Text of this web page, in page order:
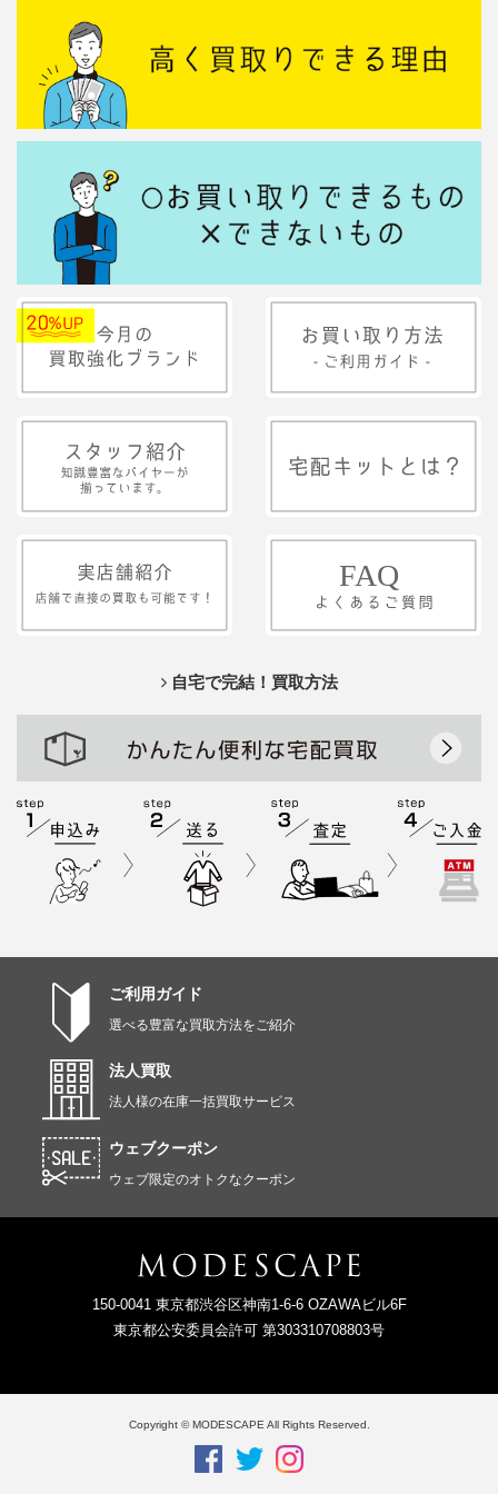
自宅で完結！買取方法
ご利用ガイド
選べる豊富な買取方法をご紹介
法人買取
法人様の在庫一括買取サービス
ウェブクーポン
ウェブ限定のオトクなクーポン
150-0041 東京都渋谷区神南1-6-6 OZAWAビル6F
東京都公安委員会許可 第303310708803号
Copyright © MODESCAPE All Rights Reserved.